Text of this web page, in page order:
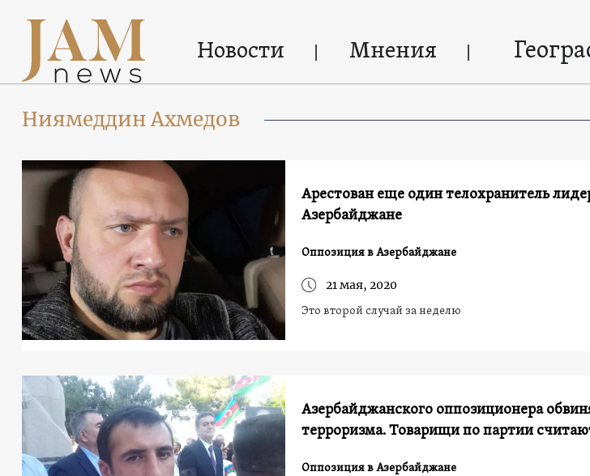
Новости Мнения
Ниямеддин Ахмедов
Арестован еще один телохранитель
Азербайджане
Оппозиция в Азербайджане
21 мая, 2020
Это второй случай за неделю
Азербайджанского оппозиционера
терроризма. Товарищи по партии
Оппозиция в Азербайджане